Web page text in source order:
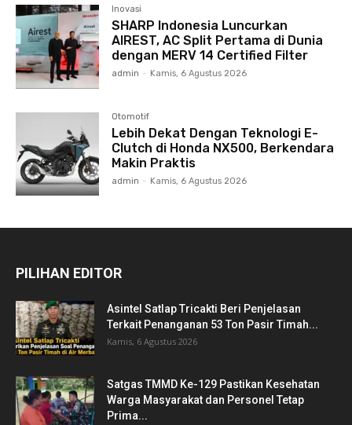
Inovasi
SHARP Indonesia Luncurkan
AIREST, AC Split Pertama di Dunia
dengan MERV 14 Certified Filter
admin - Kamis, 6 Agustus 2026
Otomotif
Lebih Dekat Dengan Teknologi E-
Clutch di Honda NX500, Berkendara
Makin Praktis
admin - Kamis, 6 Agustus 2026
PILIHAN EDITOR
Asintel Satlap Tricakti Beri Penjelasan
Terkait Penanganan 53 Ton Pasir Timah...
Kamis, 6 Agustus 2026
Satgas TMMD Ke-129 Pastikan Kesehatan
Warga Masyarakat dan Personel Tetap
Prima...